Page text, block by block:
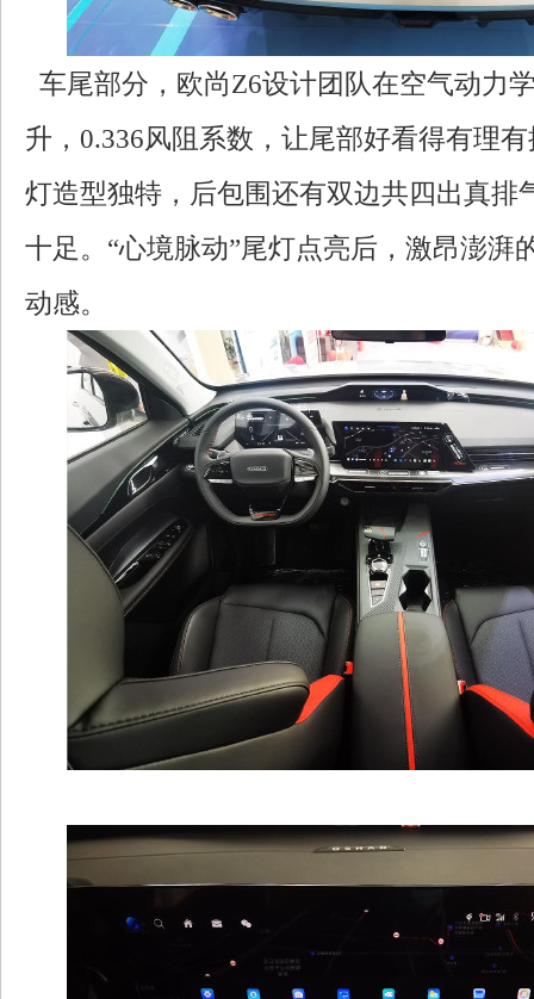
车尾部分，欧尚Z6设计团队在空气动力
升，0.336风阻系数，让尾部好看得有理
灯造型独特，后包围还有双边共四出真排
十足。“心境脉动”尾灯点亮后，激昂澎湃
动感。